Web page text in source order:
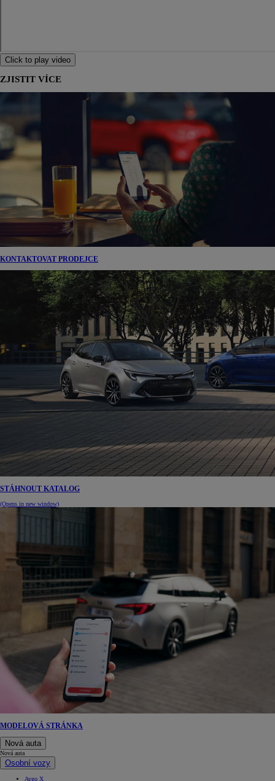
Click to play video
ZJISTIT VÍCE
KONTAKTOVAT PRODEJCE
STÁHNOUT KATALOG
(Opens in new window)
MODELOVÁ STRÁNKA
Nová auta
Nová auta
Osobní vozy
Aygo X